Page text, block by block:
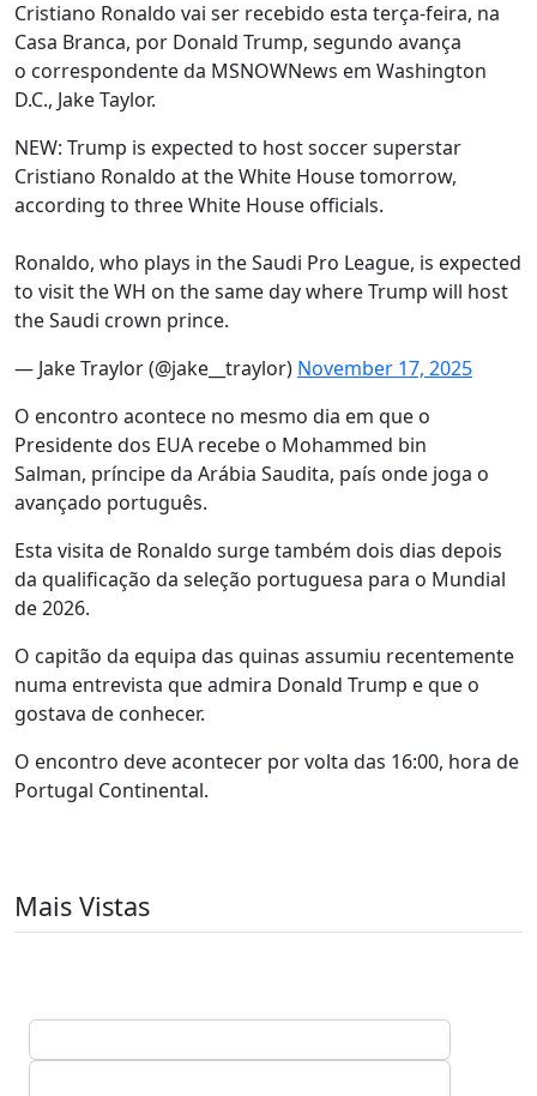
Cristiano Ronaldo vai ser recebido esta terça-feira, na
Casa Branca, por Donald Trump, segundo avança
o correspondente da MSNOWNews em Washington
D.C., Jake Taylor.
NEW: Trump is expected to host soccer superstar
Cristiano Ronaldo at the White House tomorrow,
according to three White House officials.
Ronaldo, who plays in the Saudi Pro League, is expected
to visit the WH on the same day where Trump will host
the Saudi crown prince.
— Jake Traylor (@jake__traylor) November 17, 2025
O encontro acontece no mesmo dia em que o
Presidente dos EUA recebe o Mohammed bin
Salman, príncipe da Arábia Saudita, país onde joga o
avançado português.
Esta visita de Ronaldo surge também dois dias depois
da qualificação da seleção portuguesa para o Mundial
de 2026.
O capitão da equipa das quinas assumiu recentemente
numa entrevista que admira Donald Trump e que o
gostava de conhecer.
O encontro deve acontecer por volta das 16:00, hora de
Portugal Continental.
Mais Vistas